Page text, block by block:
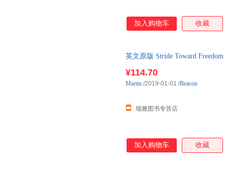
加入购物车 收藏
英文原版 Stride Toward
¥114.70
瑞雅图书专营店
Martin /2019-01-01 /Beacon
加入购物车 收藏